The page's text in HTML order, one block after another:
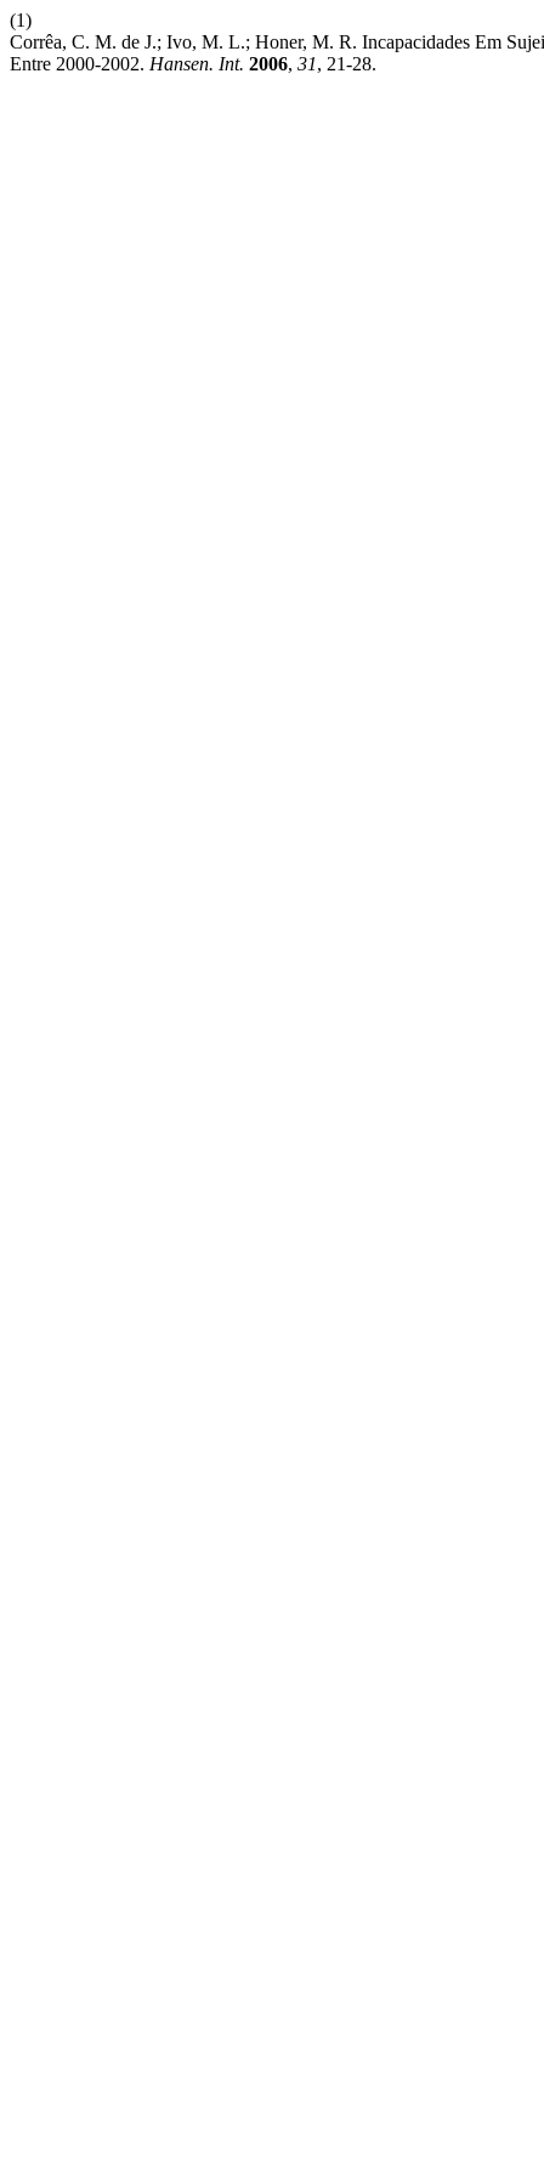
(1)
Corrêa, C. M. de J.; Ivo, M. L.; Honer, M. R. Incapacidades Em
Entre 2000-2002. Hansen. Int. 2006, 31, 21-28.